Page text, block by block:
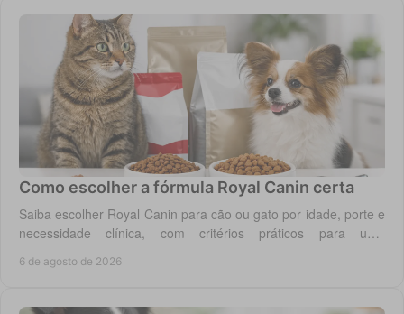
Como escolher a fórmula Royal Canin certa
Saiba escolher Royal Canin para cão ou gato por idade, porte e
necessidade clínica, com critérios práticos para uma
6 de agosto de 2026